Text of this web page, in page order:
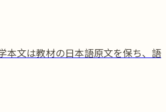
本文は教材の日本語原文を保ち、語